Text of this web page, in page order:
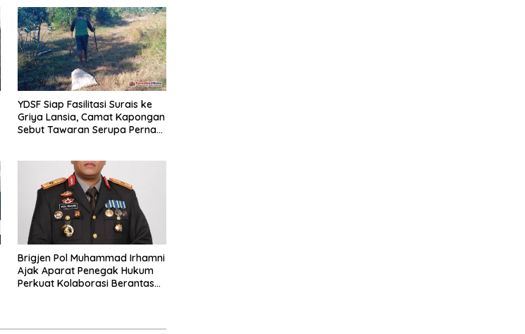
YDSF Siap Fasilitasi Surais ke
Griya Lansia, Camat Kapongan
Sebut Tawaran Serupa Pernah
Brigjen Pol Muhammad Irhamni
Ajak Aparat Penegak Hukum
Perkuat Kolaborasi Berantas